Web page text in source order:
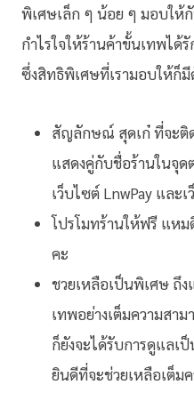
พิเศษเล็ก ๆ น้อย ๆ มอบให้
กำไรใจให้ร้านค้าขั้นเทพได้
ซึ่งสิทธิพิเศษที่เรามอบให้ก็มี
สัญลักษณ์ สุดเก๋ ที่จะติ
แสดงคู่กับชื่อร้านในจุด
เว็บไซต์ LnwPay และ
โปรโมทร้านให้ฟรี แห
คะ
ชวยเหลือเป็นพิเศษ ถึง
เทพอย่างเต็มความสา
ก็ยังจะได้รับการดูแลเป็
ยินดีที่จะช่วยเหลือเต็ม